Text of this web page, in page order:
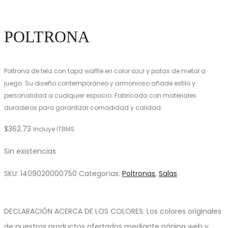
POLTRONA
Poltrona de tela con tapiz waffle en color azul y patas de metal a
juego. Su diseño contemporáneo y armonioso añade estilo y
personalidad a cualquier espacio. Fabricada con materiales
duraderos para garantizar comodidad y calidad.
$362.73 Incluye ITBMS.
Sin existencias
SKU: 1409020000750 Categorías: Poltronas, Salas
DECLARACIÓN ACERCA DE LOS COLORES. Los colores originales